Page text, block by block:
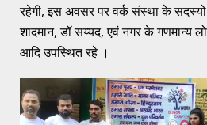
रहेगी, इस अवसर पर वर्क संस्था के
शादमान, डॉ सय्यद, एवं नगर के गणमान्य
आदि उपस्थित रहे ।